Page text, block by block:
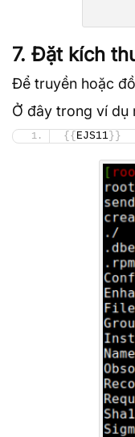
7. Đặt kích
Để truyền hoặc
Ở đây trong ví dụ
{{ EJS11 }}